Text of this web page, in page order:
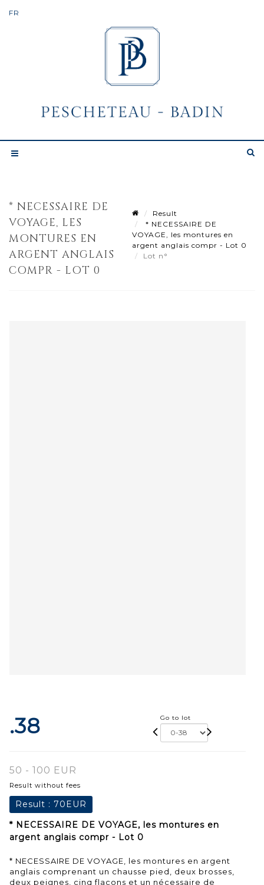
* NECESSAIRE DE
VOYAGE, LES
MONTURES EN
ARGENT ANGLAIS
COMPR - LOT 0
Result
* NECESSAIRE DE
VOYAGE, les montures en
argent anglais compr - Lot 0
Lot n°
.38 Go to lot
50 - 100 EUR
Result without fees
Result : 70EUR
* NECESSAIRE DE VOYAGE, les montures en
argent anglais compr - Lot 0
* NECESSAIRE DE VOYAGE, les montures en argent
anglais comprenant un chausse pied, deux brosses,
deux peignes, cinq flacons et un nécessaire de